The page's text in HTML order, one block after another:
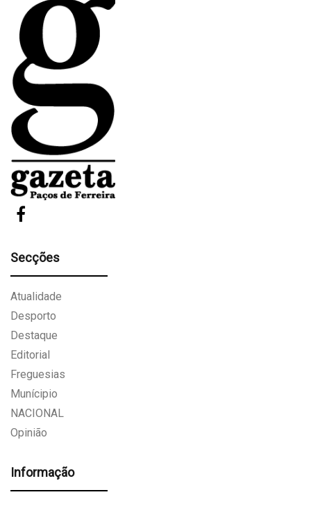
Secções
Atualidade
Desporto
Destaque
Editorial
Freguesias
Munícipio
NACIONAL
Opinião
Informação